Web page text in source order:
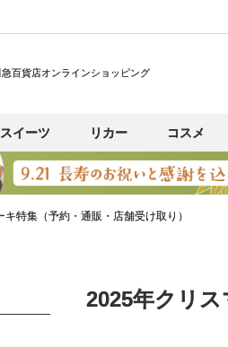
急百貨店オンラインショッピング
イーツ リカー コスメ
特集（予約・通販・店舗受け取り）
2025年クリス